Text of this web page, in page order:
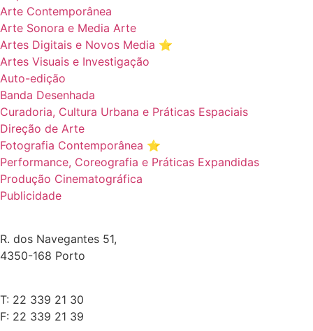
Arte Contemporânea
Arte Sonora e Media Arte
Artes Digitais e Novos Media ⭐️
Artes Visuais e Investigação
Auto-edição
Banda Desenhada
Curadoria, Cultura Urbana e Práticas Espaciais
Direção de Arte
Fotografia Contemporânea ⭐️
Performance, Coreografia e Práticas Expandidas
Produção Cinematográfica
Publicidade
R. dos Navegantes 51,
4350-168 Porto
T: 22 339 21 30
F: 22 339 21 39